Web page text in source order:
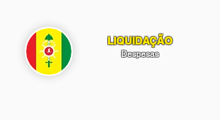
LIQUIDAÇÃO
Despesas